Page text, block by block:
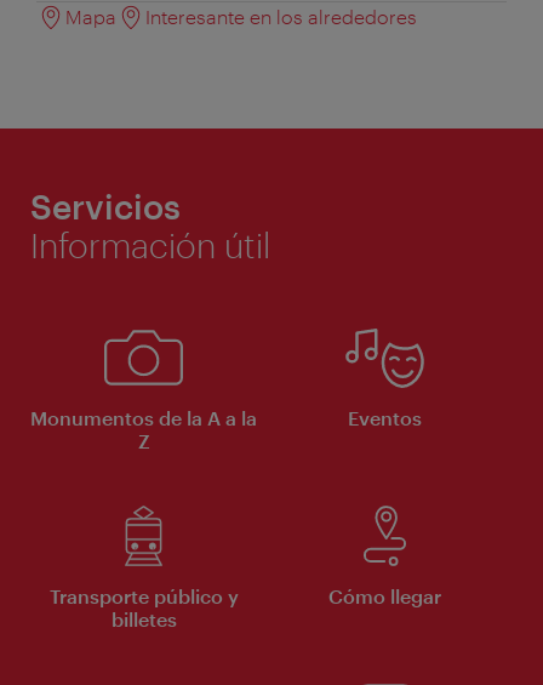
Mapa
Interesante en los alrededores
Servicios
Información útil
Monumentos de la A a la
Z
Eventos
Transporte público y
billetes
Cómo llegar